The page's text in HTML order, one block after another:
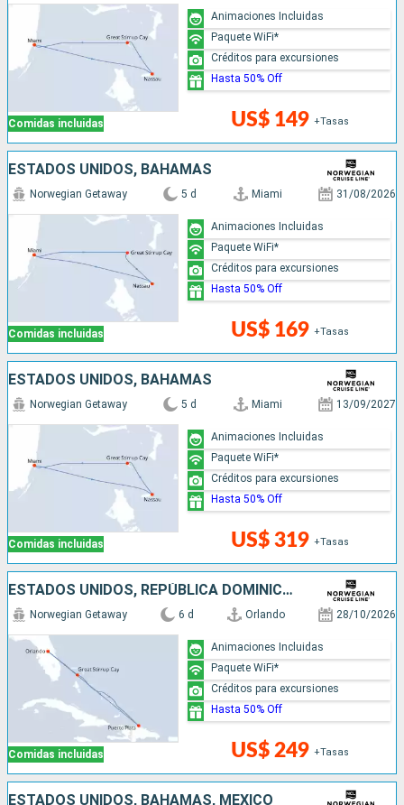
Comidas incluidas US$ 149 +Tasas
Animaciones Incluidas
Paquete WiFi*
Créditos para excursiones
Hasta 50% Off
ESTADOS UNIDOS, BAHAMAS
Comidas incluidas
Norwegian Getaway 5 d Miami 31/08/2026
US$ 169 +Tasas
Animaciones Incluidas
Paquete WiFi*
Créditos para excursiones
Hasta 50% Off
ESTADOS UNIDOS, BAHAMAS
Comidas incluidas
Norwegian Getaway 5 d Miami 13/09/2027
US$ 319 +Tasas
Animaciones Incluidas
Paquete WiFi*
Créditos para excursiones
Hasta 50% Off
ESTADOS UNIDOS, REPÚBLICA DOMINICANA, BAHAMAS
Comidas incluidas
Norwegian Getaway 6 d Orlando 28/10/2026
US$ 249 +Tasas
Animaciones Incluidas
Paquete WiFi*
Créditos para excursiones
Hasta 50% Off
ESTADOS UNIDOS, BAHAMAS, MÉXICO